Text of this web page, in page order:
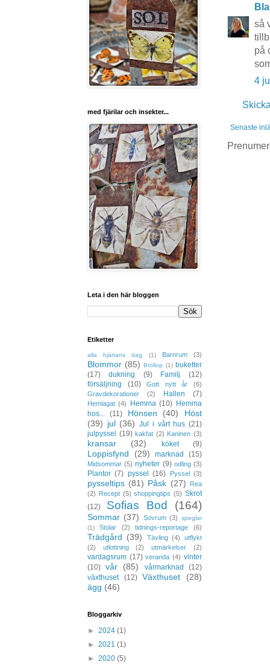
så
på
4
Senaste
med fjärilar och insekter...
Leta i den här bloggen
Etiketter
alla hjärtans dag (1) Barnrum (3)
Blommor (85) Bröllop (1) buketter
(17)
dukning (9) Familj
(12)
försäljning
(10) Gott nytt år
(6)
Gravdekorationer
(2) Hallen (7)
Hemlagat (4) Hemma (10) Hemma
hos...
(11) Hönsen (40)
Höst
(39) jul (36) Jul i vårt hus (21)
julpyssel
(19) kakfat (2) Kaninen (3)
kransar (32) köket (9)
Loppisfynd (29) marknad (15)
Midsommar (5) nyheter (9) odling (3)
Plantor (7) pyssel (16) Pyssel (3)
pysseltips (81) Påsk (27)
Rea
(2) Recept (5) shoppingtips (5) Skrot
(12)
Sofias Bod (164)
Sommar (37) Sovrum (3)
speglar
(1)
Stolar (2) tidnings-reportage (6)
Trädgård (39) Tävling (4)
utflykt
(2)
utlottning (2) utmärkelser (2)
vardagsrum (17) veranda (4) vinter
(10) vår (85) vårmarknad
(12)
växthuset
(12) Växthuset
(28)
ägg (46)
Bloggarkiv
► 2024 (1)
► 2021 (1)
► 2020 (5)